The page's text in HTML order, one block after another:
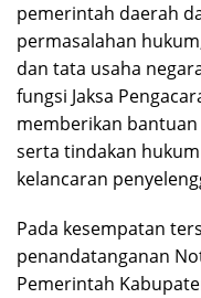
pemerintah daerah
permasalahan
dan tata usaha
fungsi Jaksa
memberikan
serta tindakan
kelancaran
Pada kesempatan
penandatanganan
Pemerintah